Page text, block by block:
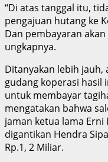
“Di atas tanggal itu,
pengajuan hutang ke
Dan pembayaran
ungkapnya.
Ditanyakan lebih jauh,
gudang koperasi hasil
untuk membayar
mengatakan bahwa
jaman ketua lama
digantikan Hendra
Rp.1, 2 Miliar.